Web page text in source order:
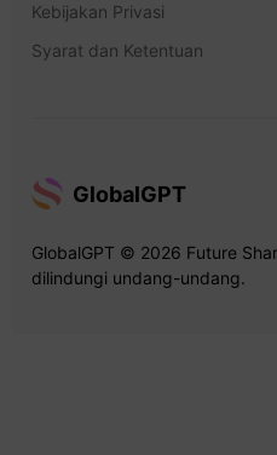
Kebijakan Privasi
Syarat dan Ketentuan
GlobalGPT
GlobalGPT © 2026 Future
dilindungi undang-undang.